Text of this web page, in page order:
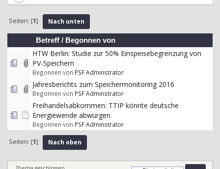
Seiten: [1] Nach unten
Betreff / Begonnen von
HTW Berlin: Studie zur 50% Einspeisebegrenzung von
PV-Speichern
Begonnen von PSF Adminstrator
Jahresberichts zum Speichermonitoring 2016
Begonnen von PSF Adminstrator
Freihandelsabkommen: TTIP könnte deutsche
Energiewende abwürgen
Begonnen von PSF Adminstrator
Seiten: [1] Nach oben